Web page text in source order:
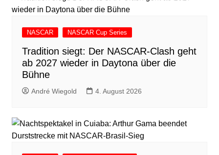
NASCAR NASCAR Cup Series
Tradition siegt: Der NASCAR-Clash geht
ab 2027 wieder in Daytona über die
Bühne
André Wiegold 4. August 2026